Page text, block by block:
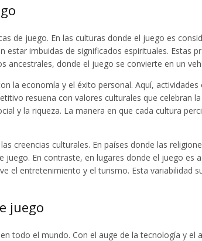
de juego. En las culturas donde el juego es
imbuidas de significados espirituales. Estas
donde el juego se convierte en un
la economía y el éxito personal. Aquí,
resuena con valores culturales que celebran
y la riqueza. La manera en que cada cultura
creencias culturales. En países donde las
En contraste, en lugares donde el juego es
el entretenimiento y el turismo. Esta variabilidad
juego
todo el mundo. Con el auge de la tecnología y el